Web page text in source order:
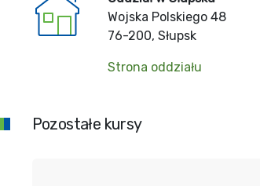
Wojska Polskiego 48
76-200, Słupsk
Strona oddziału
Pozostałe kursy